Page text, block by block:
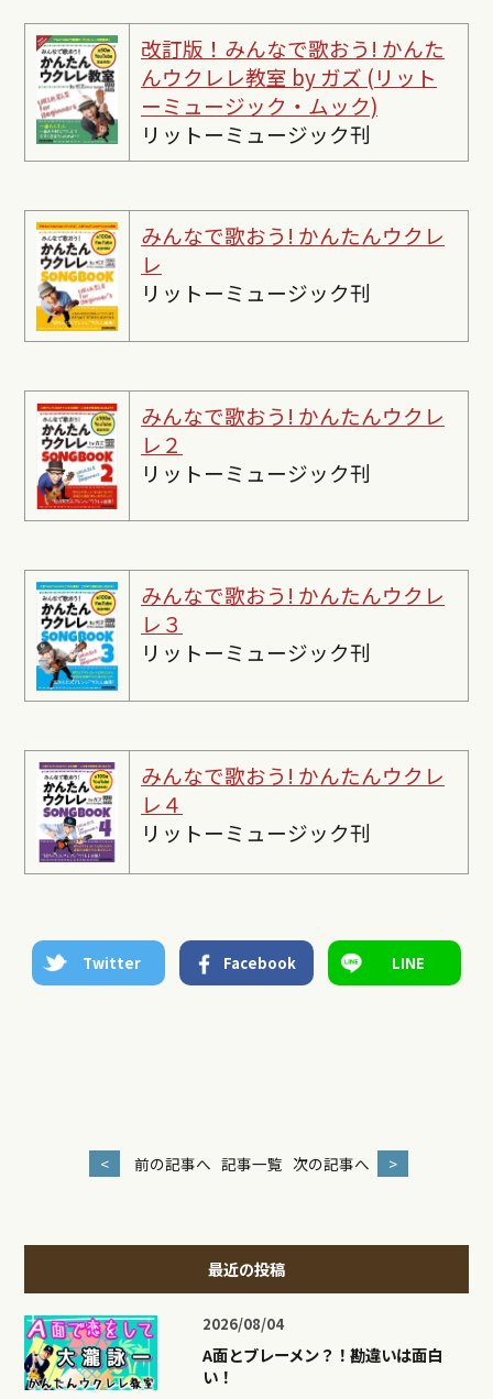
改訂版！みんなで歌おう! かんた
んウクレレ教室 by ガズ (リット
ーミュージック・ムック)
リットーミュージック刊
みんなで歌おう! かんたんウクレ
レ
リットーミュージック刊
みんなで歌おう! かんたんウクレ
レ２
リットーミュージック刊
みんなで歌おう! かんたんウクレ
レ３
リットーミュージック刊
みんなで歌おう! かんたんウクレ
レ４
リットーミュージック刊
Twitter Facebook LINE
< 前の記事へ 記事一覧 次の記事へ >
最近の投稿
2026/08/04
A面とブレーメン？！勘違いは面白
い！